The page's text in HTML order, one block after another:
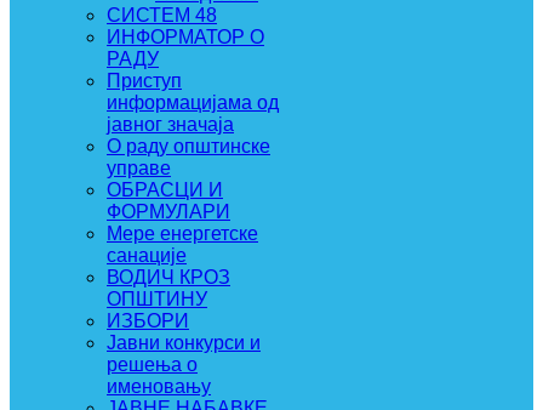
СИСТЕМ 48
ИНФОРМАТОР О
РАДУ
Приступ
информацијама од
јавног значаја
О раду општинске
управе
ОБРАСЦИ И
ФОРМУЛАРИ
Мере енергетске
санације
ВОДИЧ КРОЗ
ОПШТИНУ
ИЗБОРИ
Јавни конкурси и
решења о
именовању